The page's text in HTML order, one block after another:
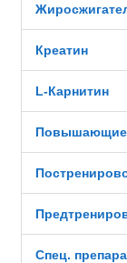
Креатин
L-Карнитин
Повышающие
Спец.